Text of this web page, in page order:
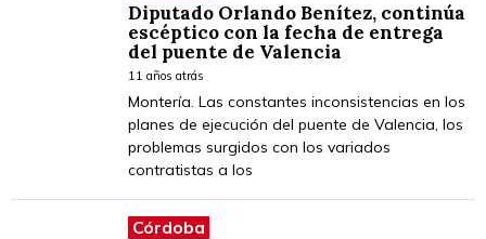
Diputado Orlando Benítez, continúa
escéptico con la fecha de entrega
del puente de Valencia
11 años atrás
Montería. Las constantes inconsistencias en los
planes de ejecución del puente de Valencia, los
problemas surgidos con los variados
contratistas a los
Córdoba